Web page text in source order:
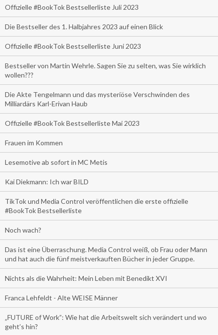
Offizielle #BookTok Bestsellerliste Juli 2023
Die Bestseller des 1. Halbjahres 2023 auf einen Blick
Offizielle #BookTok Bestsellerliste Juni 2023
Bestseller von Martin Wehrle. Sagen Sie zu selten, was Sie wirklich
wollen???
Die Akte Tengelmann und das mysteriöse Verschwinden des
Milliardärs Karl-Erivan Haub
Offizielle #BookTok Bestsellerliste Mai 2023
Frauen im Kommen
Lesemotive ab sofort in MC Metis
Kai Diekmann: Ich war BILD
TikTok und Media Control veröffentlichen die erste offizielle
#BookTok Bestsellerliste
Noch wach?
Das ist eine Überraschung. Media Control weiß, ob Frau oder Mann
und hat auch die fünf meistverkauften Bücher in jeder Gruppe.
Nichts als die Wahrheit: Mein Leben mit Benedikt XVI
Franca Lehfeldt - Alte WEISE Männer
„FUTURE of Work”: Wie hat die Arbeitswelt sich verändert und wo
geht’s hin?